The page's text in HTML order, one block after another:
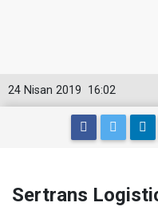
16:02
24 Nisan 2019
Sertrans